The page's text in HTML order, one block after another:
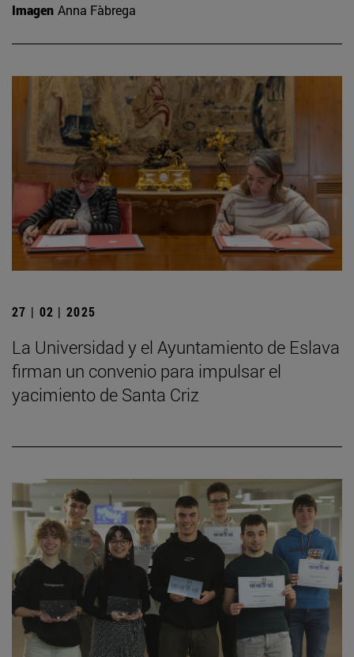
Imagen Anna Fàbrega
27 | 02 | 2025
La Universidad y el Ayuntamiento de Eslava
firman un convenio para impulsar el
yacimiento de Santa Criz